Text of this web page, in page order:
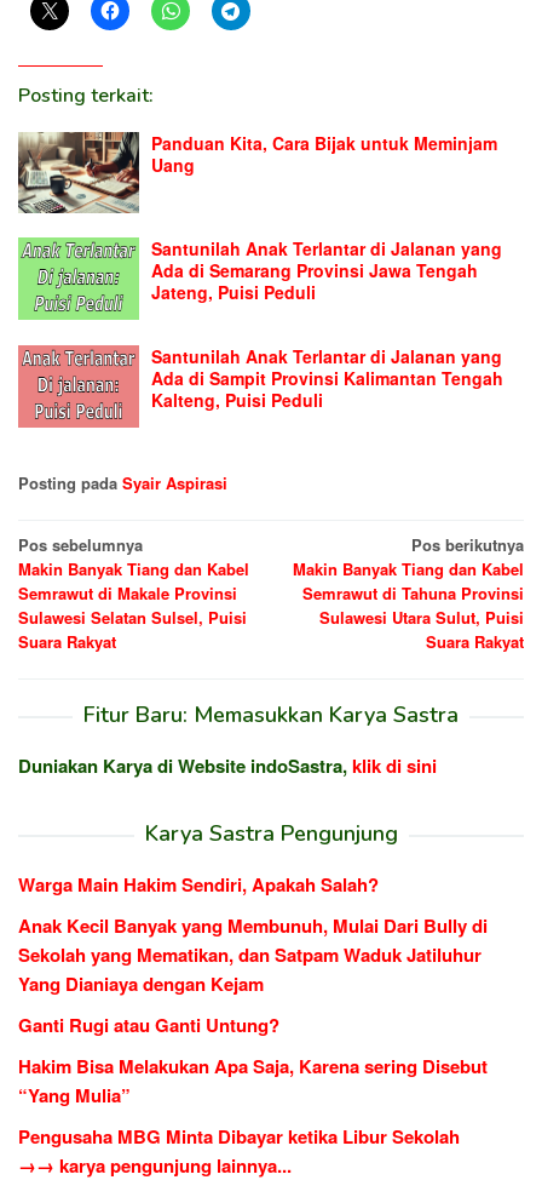
Posting terkait:
Panduan Kita, Cara Bijak untuk Meminjam
Uang
Santunilah Anak Terlantar di Jalanan yang
Ada di Semarang Provinsi Jawa Tengah
Jateng, Puisi Peduli
Santunilah Anak Terlantar di Jalanan yang
Ada di Sampit Provinsi Kalimantan Tengah
Kalteng, Puisi Peduli
Posting pada Syair Aspirasi
Navigasi
pos
Pos sebelumnya
Makin Banyak Tiang dan Kabel
Semrawut di Makale Provinsi
Sulawesi Selatan Sulsel, Puisi
Suara Rakyat
Pos berikutnya
Makin Banyak Tiang dan Kabel
Semrawut di Tahuna Provinsi
Sulawesi Utara Sulut, Puisi
Suara Rakyat
Fitur Baru: Memasukkan Karya Sastra
Duniakan Karya di Website indoSastra,klik di sini
Karya Sastra Pengunjung
Warga Main Hakim Sendiri, Apakah Salah?
Anak Kecil Banyak yang Membunuh, Mulai Dari Bully di
Sekolah yang Mematikan, dan Satpam Waduk Jatiluhur
Yang Dianiaya dengan Kejam
Ganti Rugi atau Ganti Untung?
Hakim Bisa Melakukan Apa Saja, Karena sering Disebut
“Yang Mulia”
Pengusaha MBG Minta Dibayar ketika Libur Sekolah
→→ karya pengunjung lainnya...